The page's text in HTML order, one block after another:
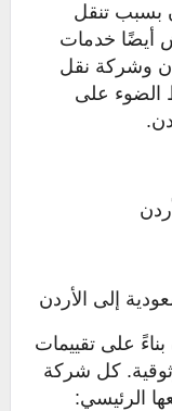
بسبب تنقل
أيضًا خدمات
وشركة نقل
الضوء على
إلى الأردن
على تقييمات
كل شركة
الرئيسي: